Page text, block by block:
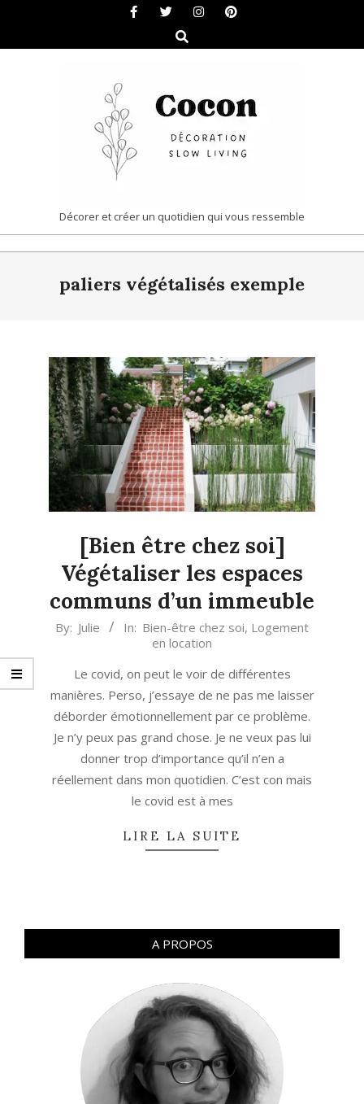
content
Search
COCON
|
DÉCORATION
LIVING
Décorer et créer un quotidien qui vous ressemble
paliers végétalisés exemple
[Bien être chez soi]
Végétaliser les espaces
communs d’un immeuble
2021-
By: Julie In: Bien-être chez soi, Logement
en location
Le covid, on peut le voir de différentes
manières. Perso, j’essaye de ne pas me laisser
déborder émotionnellement par ce problème.
Je n’y peux pas grand chose. Je ne veux pas lui
donner trop d’importance qu’il n’en a
réellement dans mon quotidien. C’est con mais
le covid est à mes
LIRE LA SUITE
A PROPOS